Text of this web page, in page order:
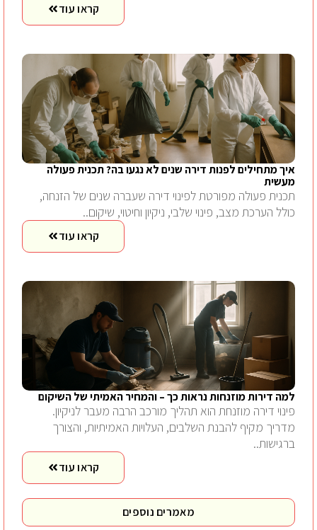
קראו עוד
איך מתחילים לפנות דירה שנים לא נגעו בה? תכנית פעולה
מעשית
תכנית פעולה מפורטת לפינוי דירה שעברה שנים של הזנחה,
כולל הערכת מצב, פינוי שלבי, ניקיון וחיטוי, שיקום..
קראו עוד
למה דירות מוזנחות נראות כך – והמחיר האמיתי של השיקום
פינוי דירה מוזנחת הוא תהליך מורכב הרבה מעבר לניקיון.
מדריך מקיף להבנת השלבים, העלויות האמיתיות, והצורך
ברגישות..
קראו עוד
מאמרים נוספים